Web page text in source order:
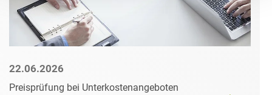
22.06.2026
Preisprüfung bei Unterkostenangeboten